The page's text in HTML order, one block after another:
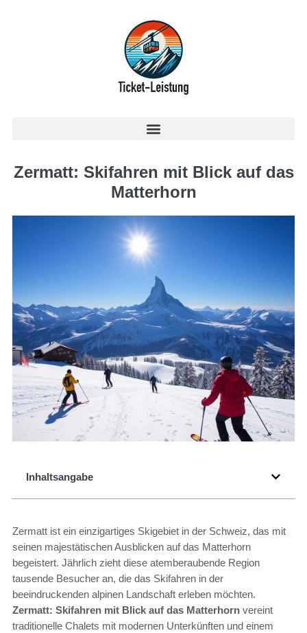
Zermatt: Skifahren mit Blick auf das
Matterhorn
Inhaltsangabe
Zermatt ist ein einzigartiges Skigebiet in der Schweiz, das mit
seinen majestätischen Ausblicken auf das Matterhorn
begeistert. Jährlich zieht diese atemberaubende Region
tausende Besucher an, die das Skifahren in der
beeindruckenden alpinen Landschaft erleben möchten.
Zermatt: Skifahren mit Blick auf das Matterhorn vereint
traditionelle Chalets mit modernen Unterkünften und einem